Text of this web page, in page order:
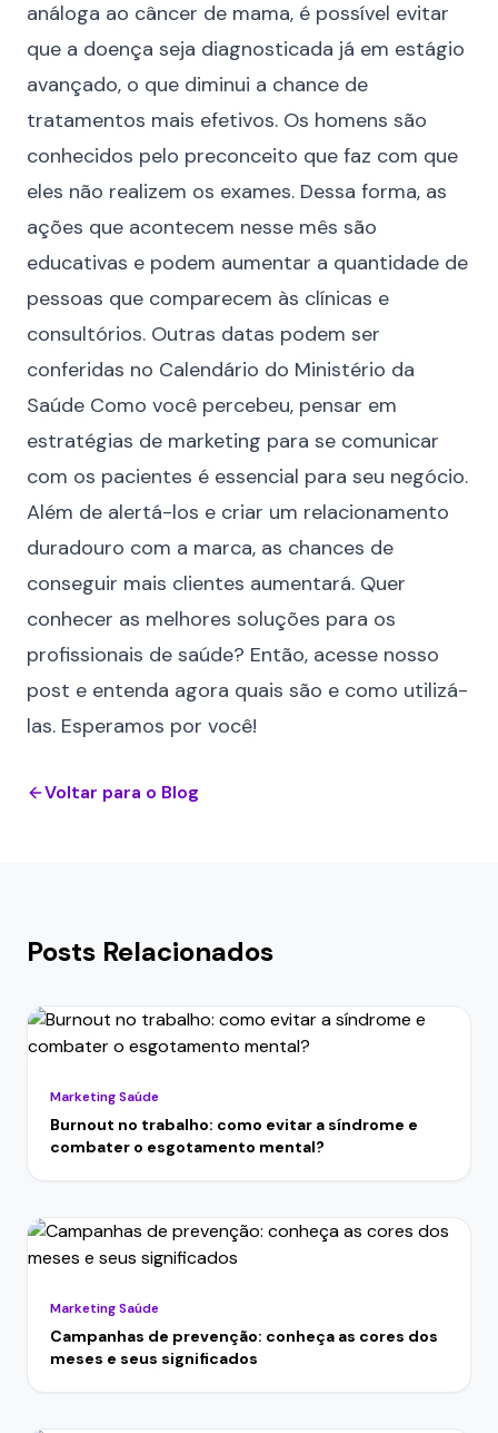
análoga ao câncer de mama, é possível evitar
que a doença seja diagnosticada já em estágio
avançado, o que diminui a chance de
tratamentos mais efetivos. Os homens são
conhecidos pelo preconceito que faz com que
eles não realizem os exames. Dessa forma, as
ações que acontecem nesse mês são
educativas e podem aumentar a quantidade de
pessoas que comparecem às clínicas e
consultórios. Outras datas podem ser
conferidas no Calendário do Ministério da
Saúde Como você percebeu, pensar em
estratégias de marketing para se comunicar
com os pacientes é essencial para seu negócio.
Além de alertá-los e criar um relacionamento
duradouro com a marca, as chances de
conseguir mais clientes aumentará. Quer
conhecer as melhores soluções para os
profissionais de saúde? Então, acesse nosso
post e entenda agora quais são e como utilizá-
las. Esperamos por você!
Voltar para o Blog
Posts Relacionados
Marketing Saúde
Burnout no trabalho: como evitar a síndrome e
combater o esgotamento mental?
Marketing Saúde
Campanhas de prevenção: conheça as cores dos
meses e seus significados